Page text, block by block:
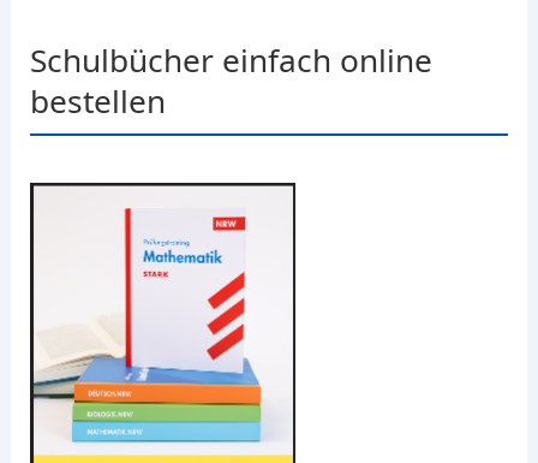
Schulbücher einfach online
bestellen